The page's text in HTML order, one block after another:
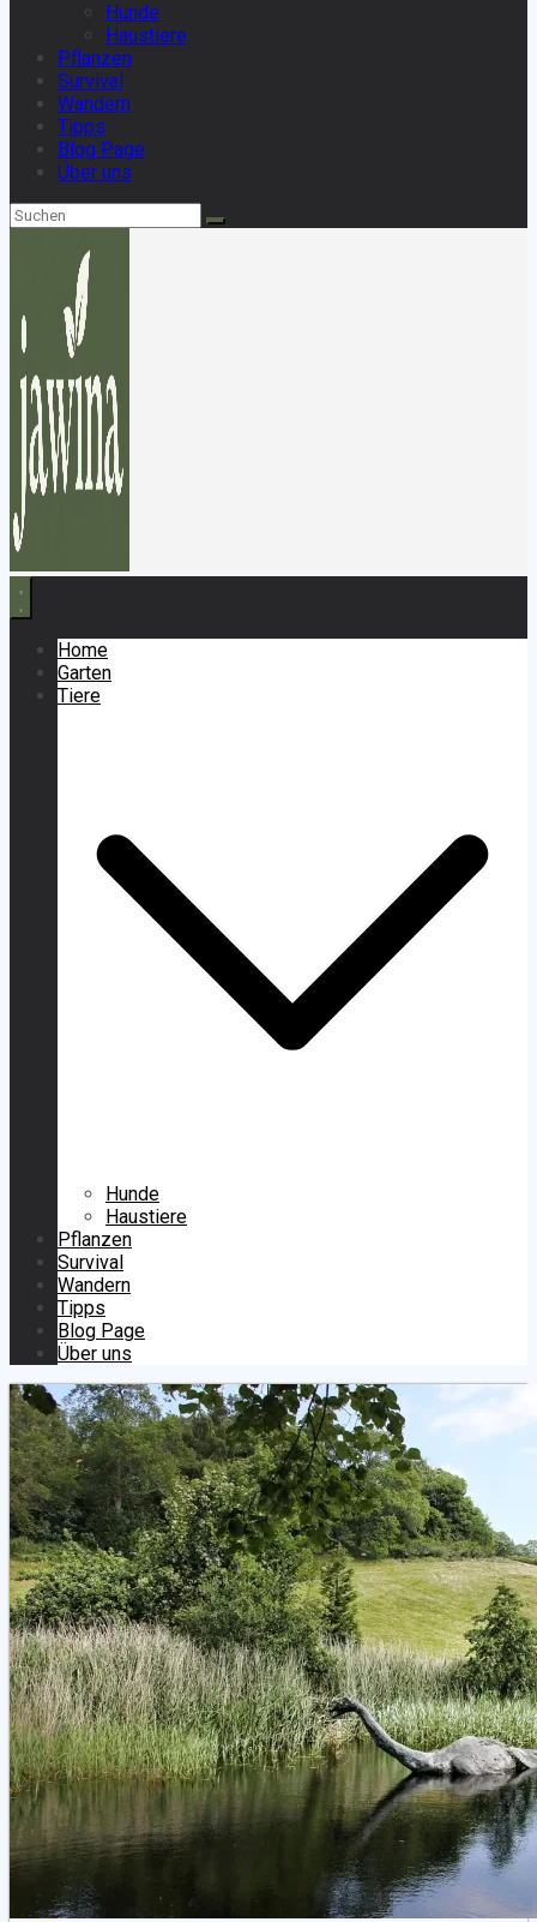
Hunde
Haustiere
Pflanzen
Survival
Wandern
Tipps
Blog Page
Über uns
Home
Garten
Tiere
Hunde
Haustiere
Pflanzen
Survival
Wandern
Tipps
Blog Page
Über uns